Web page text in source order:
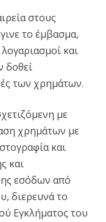
στους
το έμβασμα,
και
δοθεί
των χρημάτων.
με
χρημάτων με
και
και
εσόδων από
διερευνά το
Εγκλήματος του